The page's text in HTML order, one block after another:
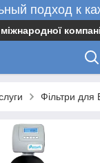
подход к
Фільтри для